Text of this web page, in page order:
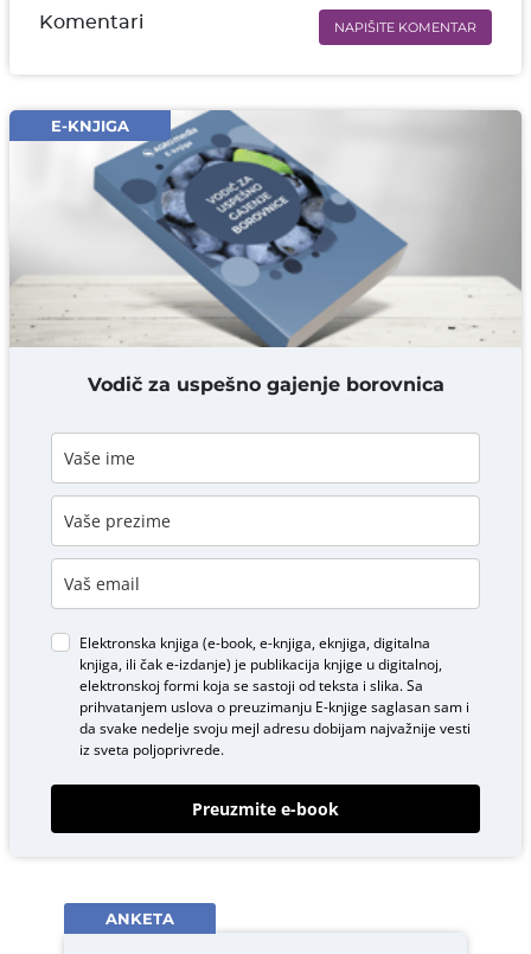
Komentari NAPIŠITE KOMENTAR
Email* obavezno
Komentar* obavezno
DODAJ KOMENTAR
E-KNJIGA
Vodič za uspešno gajenje borovnica
Elektronska knjiga (e-book, e-knjiga, eknjiga, digitalna
knjiga, ili čak e-izdanje) je publikacija knjige u digitalnoj,
elektronskoj formi koja se sastoji od teksta i slika. Sa
prihvatanjem uslova o preuzimanju E-knjigesaglasan sam i
da svake nedelje svoju mejl adresu dobijam najvažnije vesti
iz sveta poljoprivrede.
Preuzmite e-book
ANKETA